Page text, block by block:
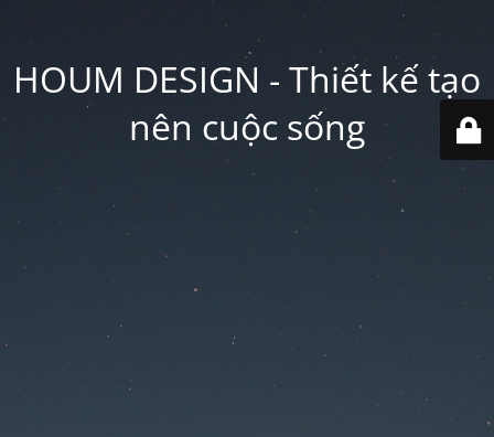
HOUM DESIGN - Thiết kế tạo
nên cuộc sống